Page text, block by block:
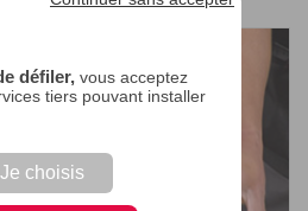
défiler, vous acceptez
tiers pouvant installer
Je choisis